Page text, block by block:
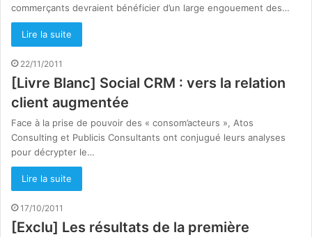
commerçants devraient bénéficier d’un large engouement des…
Lire la suite
22/11/2011
[Livre Blanc] Social CRM : vers la relation
client augmentée
Face à la prise de pouvoir des « consom’acteurs », Atos
Consulting et Publicis Consultants ont conjugué leurs analyses
pour décrypter le…
Lire la suite
17/10/2011
[Exclu] Les résultats de la première